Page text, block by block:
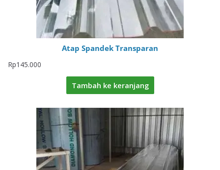
Atap Spandek Transparan
Rp145.000
Tambah ke keranjang